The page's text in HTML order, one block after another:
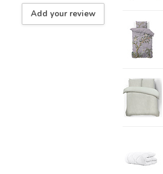
Add your review